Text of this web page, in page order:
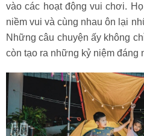
vào các hoạt động vui chơi.
niềm vui và cùng nhau ôn lại
Những câu chuyện ấy không
còn tạo ra những kỷ niệm đáng